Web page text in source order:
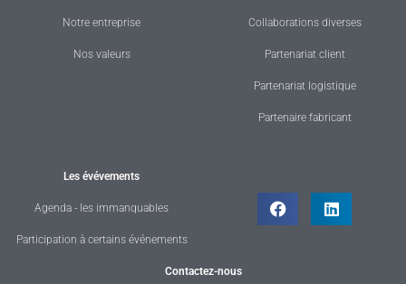
Notre entreprise
Nos valeurs
Collaborations diverses
Partenariat client
Partenariat logistique
Partenaire fabricant
Les évévements
Agenda - les immanquables
Participation à certains événements
Contactez-nous